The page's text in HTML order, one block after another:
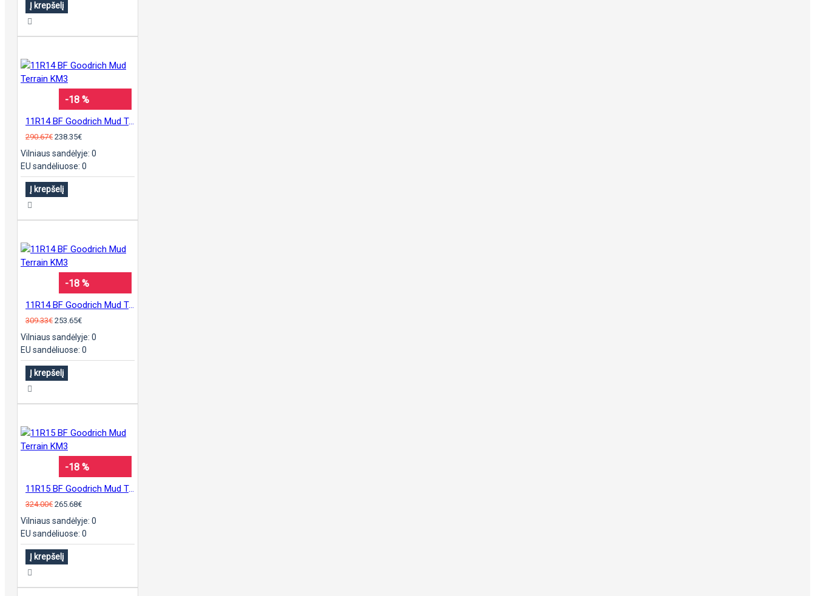
Į krepšelį
-18 %
11R14 BF Goodrich Mud Terrain KM3
290.67€ 238.35€
Vilniaus sandėlyje: 0
EU sandėliuose: 0
Į krepšelį
-18 %
11R14 BF Goodrich Mud Terrain KM3
309.33€ 253.65€
Vilniaus sandėlyje: 0
EU sandėliuose: 0
Į krepšelį
-18 %
11R15 BF Goodrich Mud Terrain KM3
324.00€ 265.68€
Vilniaus sandėlyje: 0
EU sandėliuose: 0
Į krepšelį